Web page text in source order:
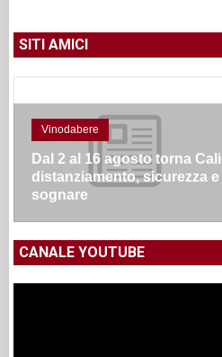
SITI AMICI
Vinodabere
Dal 2 al 16 agosto torna
distanziamento, sicurezza
sognare
CANALE YOUTUBE